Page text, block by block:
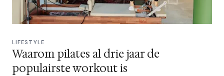
LIFESTYLE
Waarom pilates al drie jaar de
populairste workout is